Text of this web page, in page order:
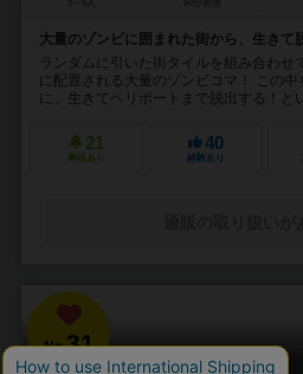
大量のゾンビに囲まれた街から、生きて
ランダムに引いた街タイルを組み合わせ
に配置される大量のゾンビコマ！ この
に、生きてヘリポートまで脱出する！と
21
興味あり
40
経験あり
No.31